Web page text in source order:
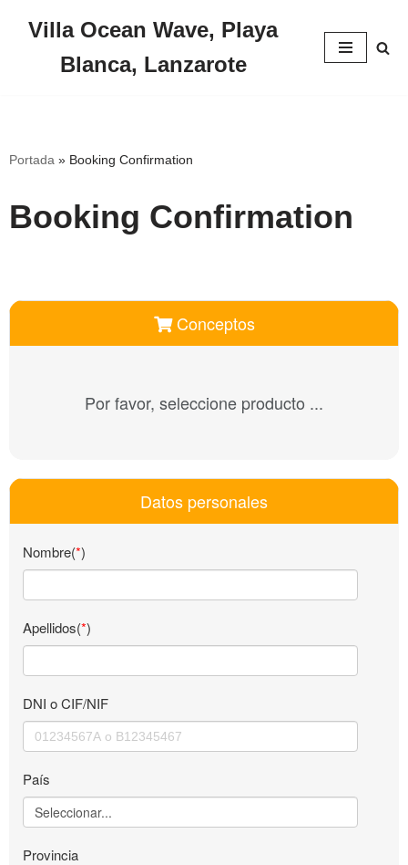
Villa Ocean Wave, Playa
Blanca, Lanzarote
Portada » Booking Confirmation
Booking Confirmation
Conceptos
Por favor, seleccione producto ...
Datos personales
Nombre(*)
Apellidos(*)
DNI o CIF/NIF
País
Provincia